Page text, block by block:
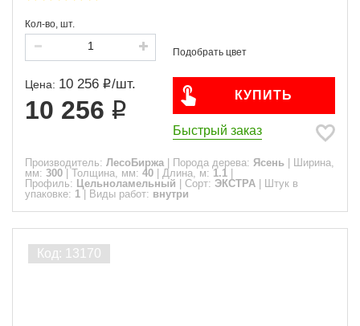
Кол-во, шт.
Цена: 10 256 /шт.
10 256
КУПИТЬ
Быстрый заказ
Производитель: ЛесоБиржа Порода дерева: Ясень
Ширина,
мм: 300 Толщина, мм: 40 Длина, м: 1.1
Профиль: Цельноламельный Сорт: ЭКСТРА
Штук в
упаковке: 1 Виды работ: внутри